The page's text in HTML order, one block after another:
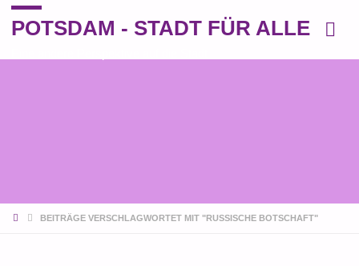
POTSDAM - STADT FÜR ALLE
STARTBEITRÄGE VERSCHLAGWORTET MIT "RUSSISCHE BOTSCHAFT"